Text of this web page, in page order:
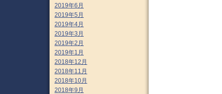
2019年6月
2019年5月
2019年4月
2019年3月
2019年2月
2019年1月
2018年12月
2018年11月
2018年10月
2018年9月